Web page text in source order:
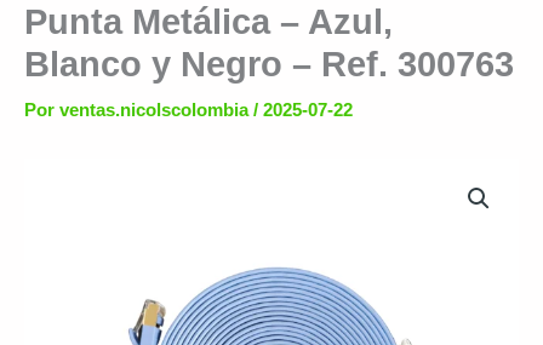
Punta Metálica – Azul,
Blanco y Negro – Ref. 300763
Por ventas.nicolscolombia/ 2025-07-22